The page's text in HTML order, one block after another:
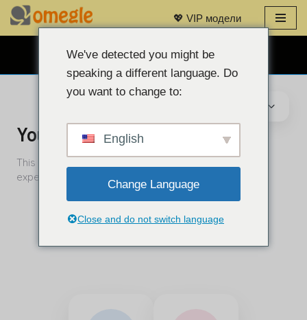
Преминаване
съдържанието
💖 VIP модели
БЕЗПЛАТЕН ЧАТ С УЕБ КАМЕРА 👉
We've detected you might be
speaking a different language. Do
you want to change to:
English
Change Language
Close and do not switch language